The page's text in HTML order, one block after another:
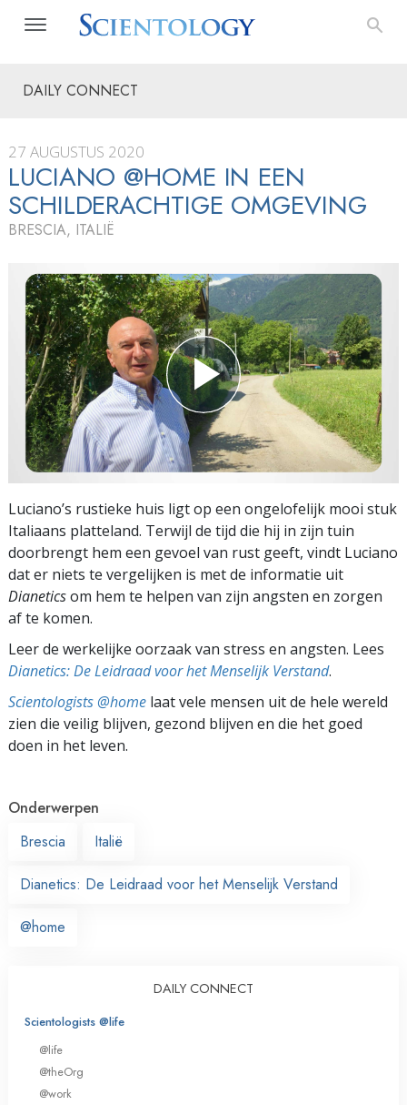
DAILY CONNECT
27 AUGUSTUS 2020
LUCIANO @HOME IN EEN
SCHILDERACHTIGE OMGEVING
BRESCIA, ITALIË
Luciano’s rustieke huis ligt op een ongelofelijk mooi stuk
Italiaans platteland. Terwijl de tijd die hij in zijn tuin
doorbrengt hem een gevoel van rust geeft, vindt Luciano
dat er niets te vergelijken is met de informatie uit
Dianeticsom hem te helpen van zijn angsten en zorgen
af te komen.
Leer de werkelijke oorzaak van stress en angsten. Lees
Dianetics: De Leidraad voor het Menselijk Verstand.
Scientologists @home laat vele mensen uit de hele wereld
zien die veilig blijven, gezond blijven en die het goed
doen in het leven.
Onderwerpen
Brescia
Italië
Dianetics: De Leidraad voor het Menselijk Verstand
@home
DAILY CONNECT
Scientologists @life
@life
@theOrg
@work